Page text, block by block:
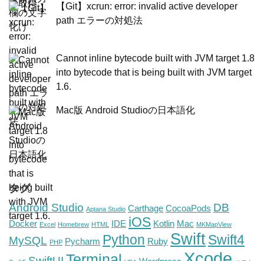
【Git】xcrun: error: invalid active developer
path エラーの対処法
Cannot inline bytecode built with JVM target 1.8
into bytecode that is being built with JVM target
1.6.
Mac版 Android Studioの日本語化
タグ
Android Studio Aptana Studio Carthage CocoaPods DB
Docker Excel Homebrew HTML IDE iOS Kotlin Mac MKMapView
MySQL PHP Pycharm Python Ruby SwiftSwift4